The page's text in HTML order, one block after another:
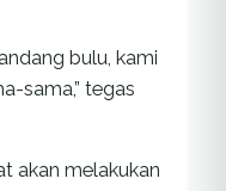
bulu, kami
sama,” tegas
akan melakukan